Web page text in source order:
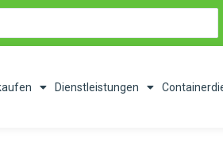
Dienstleistungen